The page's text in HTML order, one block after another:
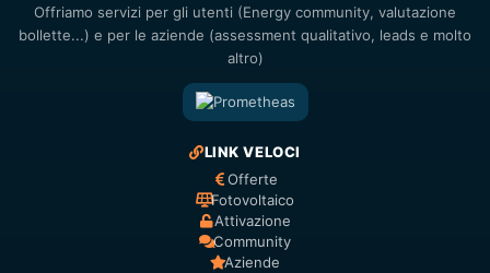
Offriamo servizi per gli utenti (Energy community, valutazione
bollette...) e per le aziende (assessment qualitativo, leads e molto
altro)
LINK VELOCI
Offerte
Fotovoltaico
Attivazione
Community
Aziende